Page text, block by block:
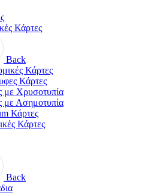
Κάρτες
Back
Κάρτες
Κάρτες
με Χρυσοτυπία
με Ασημοτυπία
Κάρτες
Κάρτες
Back